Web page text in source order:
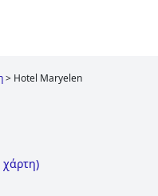
> Hotel Maryelen
)